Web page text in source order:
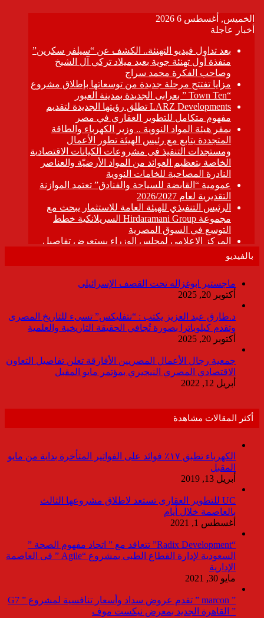
بالفيديو
ماجستير ابوغزاله تحت القصف الإسرائيلى
أكتوبر 20, 2025
د.طارق عبد العزيز يكتب : “نتفليكس” تسىء للتاريخ المصرى
وتقدم كيلوباترا بصورة تُجافي الحقيقة التاريخية والعلمية
أكتوبر 20, 2025
جمعية رجال الأعمال المصريين الأفارقة تعلن تفاصيل التعاون
الاقتصادي المصري النيجيري بمؤتمر مايو المقبل
أبريل 12, 2022
أكثر المقالات مشاهدة
الكهرباء تطبق ١٧٪ فوائد على الفواتير المتأخرة بداية من مايو
المقبل
أبريل 13, 2019
UC للتطوير العقارى تستعد لاطلاق مشروعها الثالث
بالعاصمة خلال أيام
أغسطس 1, 2021
“Radix Development” تتعاقد مع ” اتحاد مفهوم الصحة ”
السعودية لإدارة القطاع الطبى بمشروع “Agile ” فى العاصمة
الإدارية
مايو 30, 2021
” marcon ” تقدم عروض سداد وأسعار تنافسية لمشروع ” G7
” القاهرة الجديد بمعرض نيكست موف